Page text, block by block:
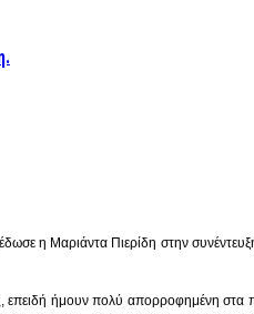
η Μαριάντα Πιερίδη στην
επειδή ήμουν πολύ απορροφημένη στα